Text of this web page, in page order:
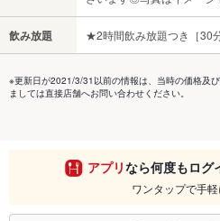
飲み放題 ★2時間飲み放題つき［30分
※更新日が2021/3/31以前の情報は、当時の価格及
ましては直接店舗へお問い合わせください。
アプリなら何度もログ
ワンタップで手